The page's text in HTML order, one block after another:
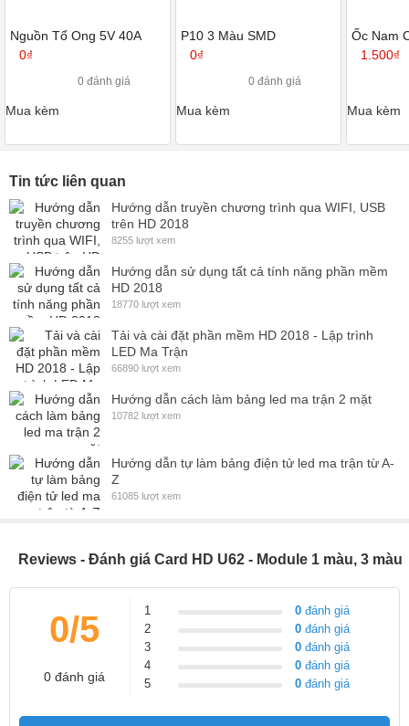
Nguồn Tổ Ong 5V 40A
0₫
0 đánh giá
Mua kèm
P10 3 Màu SMD
0₫
0 đánh giá
Mua kèm
Ốc Nam
1.500₫
Mua kèm
Tin tức liên quan
Hướng dẫn truyền chương trình qua WIFI, USB
trên HD 2018
8255 lượt xem
Hướng dẫn sử dụng tất cả tính năng phần mềm
HD 2018
18770 lượt xem
Tải và cài đặt phần mềm HD 2018 - Lập trình
LED Ma Trận
66890 lượt xem
Hướng dẫn cách làm bảng led ma trận 2 mặt
10782 lượt xem
Hướng dẫn tự làm bảng điện tử led ma trận từ A-
Z
61085 lượt xem
Reviews - Đánh giá Card HD U62 - Module 1 màu, 3 màu
0/5
0 đánh giá
1 0 đánh giá
2
0 đánh giá
3
0 đánh giá
4
0 đánh giá
5
0 đánh giá